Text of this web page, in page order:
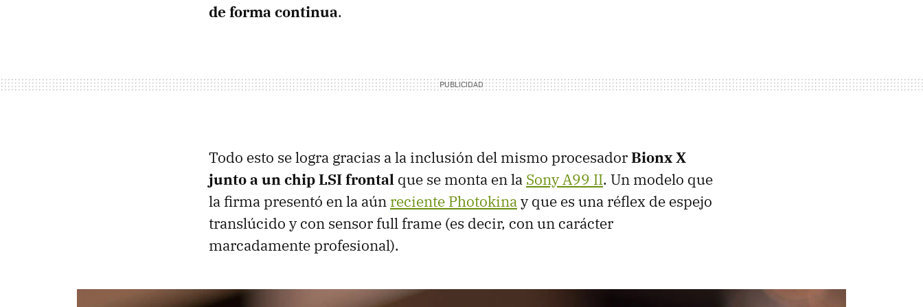
de forma continua.
Todo esto se logra gracias a la inclusión del mismo procesadorBionx X
junto a un chip LSI frontal que se monta en la Sony A99 II. Un modelo que
la firma presentó en la aún reciente Photokinay que es una réflex de espejo
translúcido y con sensor full frame (es decir, con un carácter
marcadamente profesional).